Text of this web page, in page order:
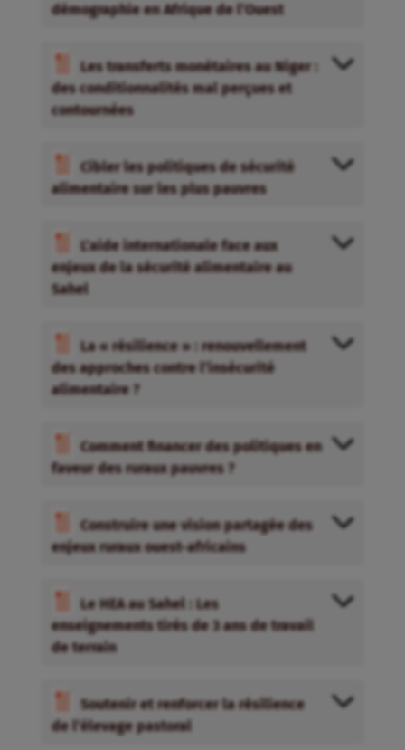
démographie en Afrique de l’Ouest
Les transferts monétaires au Niger :
des conditionnalités mal perçues et
contournées
Cibler les politiques de sécurité
alimentaire sur les plus pauvres
L’aide internationale face aux
enjeux de la sécurité alimentaire au
Sahel
La « résilience » : renouvellement
des approches contre l’insécurité
alimentaire ?
Comment financer des politiques en
faveur des ruraux pauvres ?
Construire une vision partagée des
enjeux ruraux ouest-africains
Le HEA au Sahel : Les
enseignements tirés de 3 ans de travail
de terrain
Soutenir et renforcer la résilience
de l’élevage pastoral